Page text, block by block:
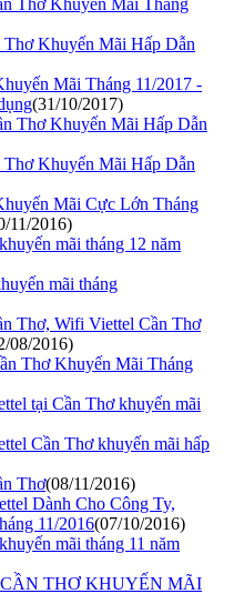
Khuyến Mãi Hấp Dẫn
Mãi Tháng 11/2017 -
(31/10/2017)
Thơ Khuyến Mãi Hấp Dẫn
Khuyến Mãi Hấp Dẫn
Mãi Cực Lớn Tháng
11/2016)
mãi tháng 12 năm
mãi tháng
Thơ, Wifi Viettel Cần Thơ
08/2016)
Thơ Khuyến Mãi Tháng
tại Cần Thơ khuyến mãi
Cần Thơ khuyến mãi hấp
Thơ(08/11/2016)
Dành Cho Công Ty,
11/2016(07/10/2016)
mãi tháng 11 năm
THƠ KHUYẾN MÃI